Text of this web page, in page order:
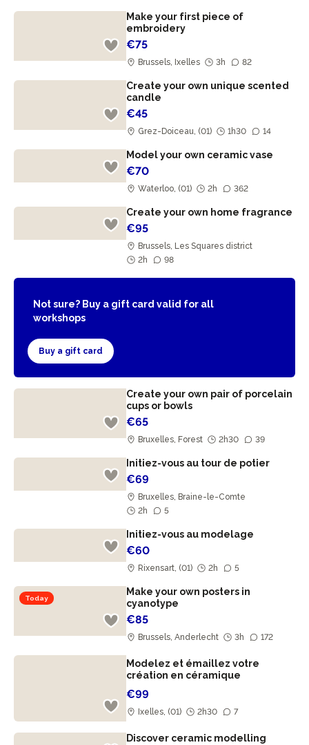
Make your first piece of
embroidery
€75
Brussels, Ixelles 3h 82
Create your own unique scented
candle
€45
Grez-Doiceau, (01) 1h30 14
Model your own ceramic vase
€70
Waterloo, (01) 2h 362
Create your own home fragrance
€95
Brussels, Les Squares district
2h
98
Not sure? Buy a gift card valid for all
workshops
Buy a gift card
Create your own pair of porcelain
cups or bowls
€65
Bruxelles, Forest 2h30 39
Initiez-vous au tour de potier
€69
Bruxelles, Braine-le-Comte
2h
5
Initiez-vous au modelage
€60
Rixensart, (01) 2h 5
Today
Make your own posters in
cyanotype
€85
Brussels, Anderlecht 3h 172
Modelez et émaillez votre
création en céramique
€99
Ixelles, (01) 2h30 7
Discover ceramic modelling